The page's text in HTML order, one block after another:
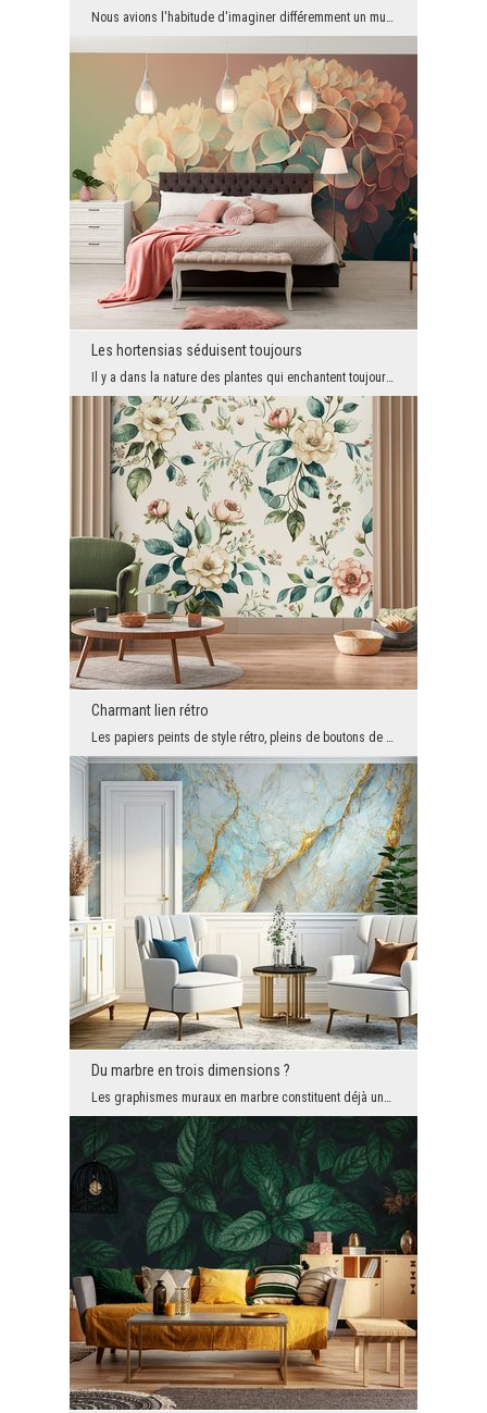
Nous avions l'habitude d'imaginer différemment un mur décoré dans une chambre d'enfant. Tous les ...
Les hortensias séduisent toujours
Il y a dans la nature des plantes qui enchantent toujours et partout. Les hortensias en font part...
Charmant lien rétro
Les papiers peints de style rétro, pleins de boutons de fleurs romantiques, reviennent à la mode....
Du marbre en trois dimensions ?
Les graphismes muraux en marbre constituent déjà une collection importante dans notre gamme. Nous...